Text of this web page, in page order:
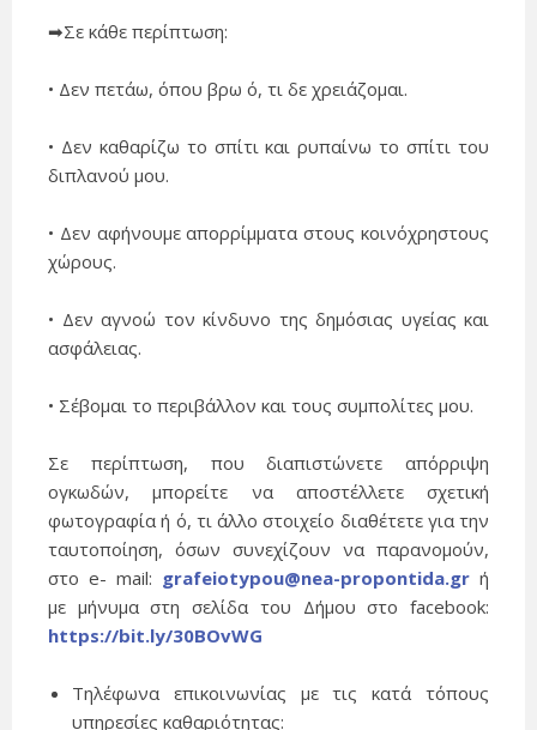
➡Σε κάθε περίπτωση:
• Δεν πετάω, όπου βρω ό, τι δε χρειάζομαι.
• Δεν καθαρίζω το σπίτι και ρυπαίνω το σπίτι του
διπλανού μου.
• Δεν αφήνουμε απορρίμματα στους κοινόχρηστους
χώρους.
• Δεν αγνοώ τον κίνδυνο της δημόσιας υγείας και
ασφάλειας.
• Σέβομαι το περιβάλλον και τους συμπολίτες μου.
Σε περίπτωση, που διαπιστώνετε απόρριψη
ογκωδών, μπορείτε να αποστέλλετε σχετική
φωτογραφία ή ό, τι άλλο στοιχείο διαθέτετε για την
ταυτοποίηση, όσων συνεχίζουν να παρανομούν,
στο e- mail: grafeiotypou@nea-propontida.gr ή
με μήνυμα στη σελίδα του Δήμου στο facebook:
https://bit.ly/30BOvWG
Τηλέφωνα επικοινωνίας με τις κατά τόπους
υπηρεσίες καθαριότητας: